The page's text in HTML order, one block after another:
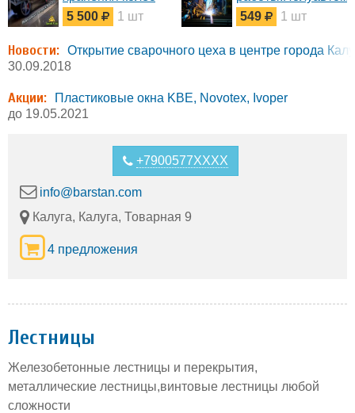
5 500
1 шт
549
1 шт
Новости: Открытие сварочного цеха в центре города
30.09.2018
Акции:
Пластиковые окна KBE, Novotex, Ivoper
до 19.05.2021
+7900577XXXX
info@barstan.com
Калуга, Калуга, Товарная 9
4 предложения
Лестницы
Железобетонные лестницы и перекрытия,
металлические лестницы,винтовые лестницы любой
сложности